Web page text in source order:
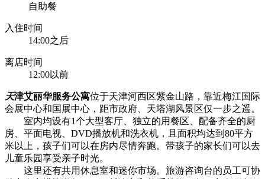
自助餐
入住时间
14:00之后
离店时间
12:00以前
天津艾丽华服务公寓位于天津河西区紫金山路，靠近梅江国际
会展中心和国展中心，距市政府、天塔湖风景区仅一步之遥。
室内均设有1个大型客厅、独立的用餐区、配备齐全的厨
房、平面电视、DVD播放机和洗衣机，且面积均达到80平方
米以上，孩子们可以在房内尽情奔跑。带孩子的家长们可以去
儿童乐园享受亲子时光。
这里还有共用休息室和迷你市场。旅游咨询台的员工可协